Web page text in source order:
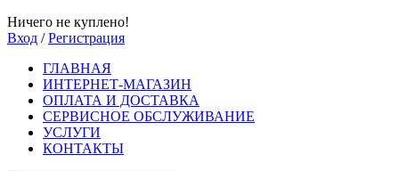
Ничего не куплено!
Вход /Регистрация
ГЛАВНАЯ
ИНТЕРНЕТ-МАГАЗИН
ОПЛАТА И ДОСТАВКА
СЕРВИСНОЕ ОБСЛУЖИВАНИЕ
УСЛУГИ
КОНТАКТЫ